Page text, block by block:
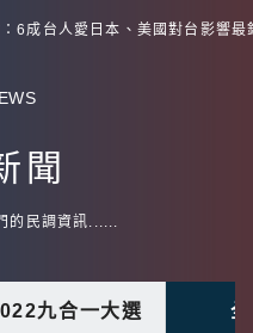
6成台人愛日本、美國對台影響最
聞
的民調資訊......
九合一大選